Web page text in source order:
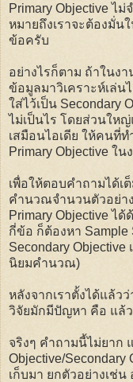
Primary Objective ไ
หมายถึงเราจะต้องมั่น
ข้อครับ
อย่างไรก็ตาม ถ้าในง
ข้อมูลมาวิเคราะห์เล่น
ใส่ไว้เป็น Secondary
ไม่เป็นไร โดยส่วนใหญ่
เสมือนไอเดีย ให้คนที่
Primary Objective ใ
เพื่อให้ตอบคำถามได้เ
คำนวณจำนวนตัวอย่าง
Primary Objective ไ
กี่ข้อ ก็ต้องหา
Secondary Objective
นิยมคำนวณ)
หลังจากเราตั้งได้แล้ว
วิจัยมักมีปัญหา คือ แล้
จริงๆ คำถามนี้ไม่ยาก
Objective/Secondary
เก็บมา ยกตัวอย่างเช่